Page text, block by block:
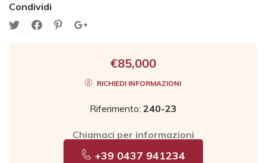
Condividi
€85,000
RICHIEDI INFORMAZIONI
Riferimento: 240-23
Chiamaci per informazioni
+39 0437 941234